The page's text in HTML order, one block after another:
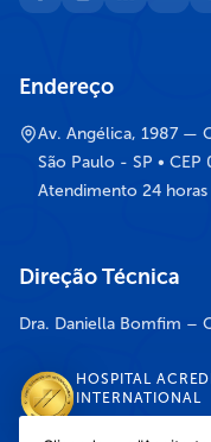
Endereço
Av. Angélica, 1987 —
São Paulo - SP • CEP
Atendimento 24 horas
Direção Técnica
Dra. Daniella Bomfim –
HOSPITAL
INTERNATIONAL